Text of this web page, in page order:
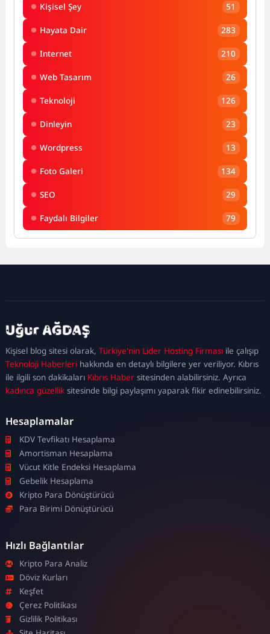
Kişisel Şey 51
Hayata Dair 283
Internet 210
Web Tasarım 26
Teknoloji 126
Dinleyin 23
Wordpress 13
Foto Galeri 134
SEO 29
Faydalı Bilgiler 79
Kişisel blog sitesi olarak,Türkiye'nin Lider Hosting Firması ile çalışıp
Teknoloji Haberleri hakkında en detaylı bilgilere yer veriliyor. Kıbrıs
ile ilgili son dakikaları Kıbrıs Haber sitesinden alabilirsiniz. Ayrıca
kadınca güzellik sitesinde bilgi paylaşımı yaparak fikir edinebilirsiniz.
kadıköy
escortmaltepe
escortataşehir
escortümraniye
escort
Hesaplamalar
KDV Tevfikatı Hesaplama
Amortisman Hesaplama
Vücut Kitle Endeksi Hesaplama
Gebelik Hesaplama
Kripto Para Dönüştürücü
Para Birimi Dönüştürücü
Hızlı Bağlantılar
Kripto Para Analiz
Döviz Kurları
Keşfet
Çerez Politikası
Gizlilik Politikası